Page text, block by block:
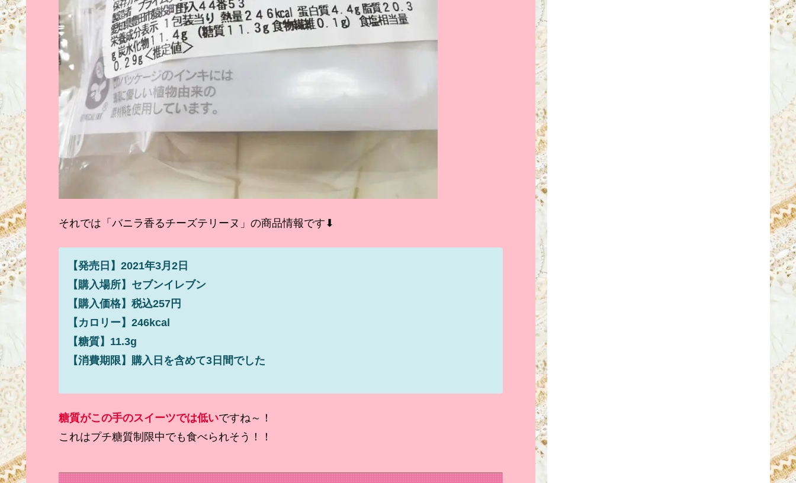
それでは「バニラ香るチーズテリーヌ」の商品情報です⬇
【発売日】2021年3月2日
【購入場所】セブンイレブン
【購入価格】税込257円
【カロリー】246kcal
【糖質】11.3g
【消費期限】購入日を含めて3日間でした
糖質がこの手のスイーツでは低いですね～！
これはプチ糖質制限中でも食べられそう！！